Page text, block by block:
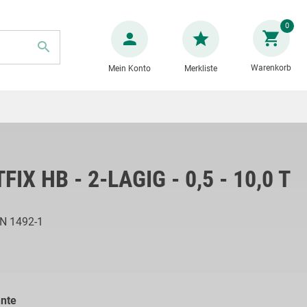
Zum
Inhalt
springen
Mein Konto Merkliste Warenkorb
0
HB - 2-LAGIG - 0,5 - 10,0 T
1492-1